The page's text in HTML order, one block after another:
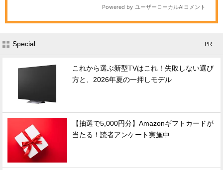
Special - PR -
これから選ぶ新型TVはこれ！失敗しない選び
方と、2026年夏の一押しモデル
【抽選で5,000円分】Amazonギフトカードが
当たる！読者アンケート実施中